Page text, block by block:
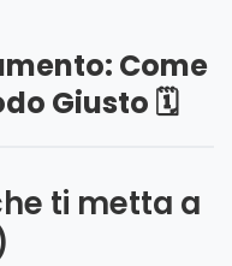
Come
Giusto 🗓️
ti metta a